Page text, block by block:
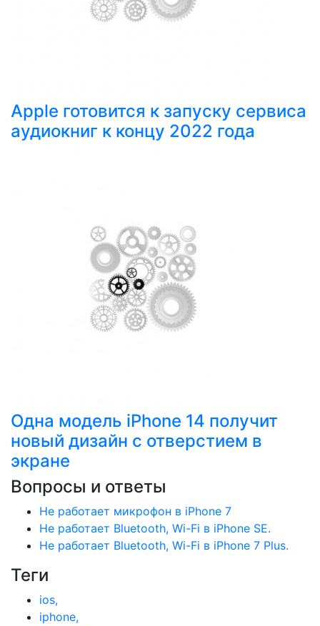
Apple готовится к запуску сервиса
аудиокниг к концу 2022 года
Одна модель iPhone 14 получит
новый дизайн с отверстием в
экране
Вопросы и ответы
Не работает микрофон в iPhone 7
Не работает Bluetooth, Wi-Fi в iPhone SE.
Не работает Bluetooth, Wi-Fi в iPhone 7 Plus.
Теги
ios,
iphone,